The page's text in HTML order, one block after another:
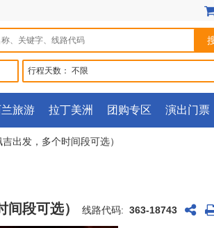
行程天数： 不限
旅游 拉丁美洲 团购专区 演出门票
出发，多个时间段可选）
间段可选） 线路代码: 363-18743